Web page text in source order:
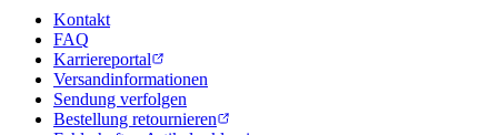
Kontakt
FAQ
Karriereportal
Versandinformationen
Sendung verfolgen
Bestellung retournieren